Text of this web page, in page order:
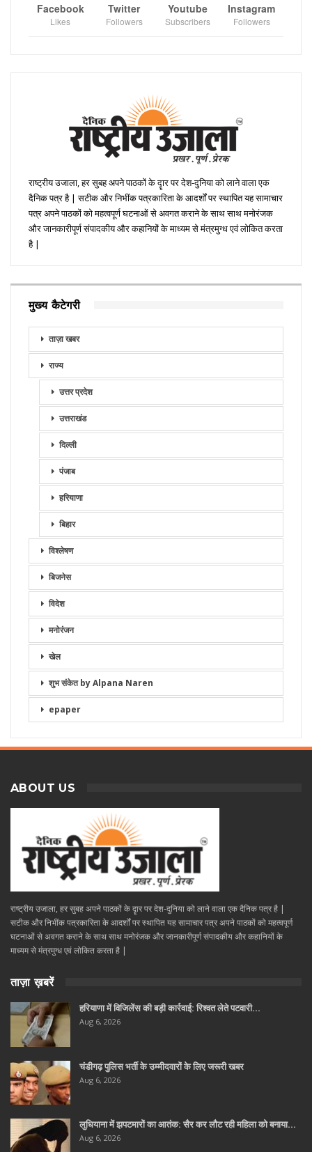
Facebook
Likes
Twitter
Followers
Youtube
Subscribers
Instagram
Followers
राष्ट्रीय उजाला, हर सुबह अपने पाठकों के दॄार पर देश-दुनिया को लाने वाला एक
दैनिक पत्र है | सटीक और निभींक पत्रकारिता के आदर्शों पर स्थापित यह सामाचार
पत्र अपने पाठकों को महत्वपूर्ण घटनाओं से अवगत कराने के साथ साथ मनोरंजक
और जानकारीपूर्ण संपादकीय और कहानियों के माध्यम से मंत्रमुग्ध एवं लोकित करता
है |
मुख्य कैटेगरी
ताज़ा खबर
राज्य
उत्तर प्रदेश
उत्तराखंड
दिल्ली
पंजाब
हरियाणा
बिहार
विश्लेषण
बिजनेस
विदेश
मनोरंजन
खेल
शुभ संकेत by Alpana Naren
epaper
ABOUT US
राष्ट्रीय उजाला, हर सुबह अपने पाठकों के दॄार पर देश-दुनिया को लाने वाला एक दैनिक पत्र है |
सटीक और निभींक पत्रकारिता के आदर्शों पर स्थापित यह सामाचार पत्र अपने पाठकों को महत्वपूर्ण
घटनाओं से अवगत कराने के साथ साथ मनोरंजक और जानकारीपूर्ण संपादकीय और कहानियों के
माध्यम से मंत्रमुग्ध एवं लोकित करता है |
ताज़ा ख़बरें
हरियाणा में विजिलेंस की बड़ी कार्रवाई: रिश्वत लेते पटवारी…
Aug 6, 2026
चंडीगढ़ पुलिस भर्ती के उम्मीदवारों के लिए जरूरी खबर
Aug 6, 2026
लुधियाना में झपटमारों का आतंक: सैर कर लौट रही महिला को बनाया…
Aug 6, 2026